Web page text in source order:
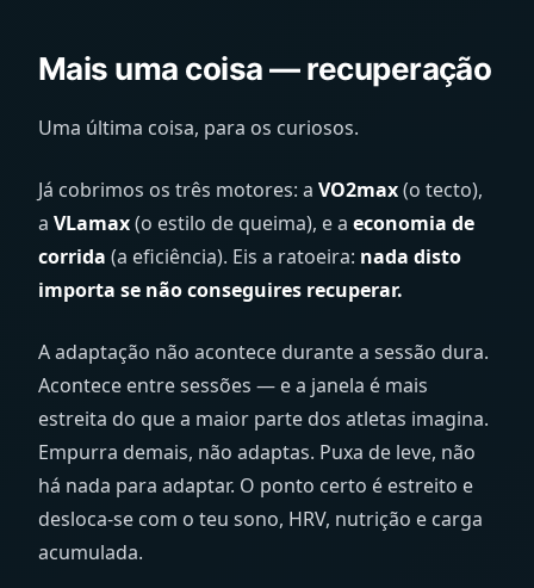
Mais uma coisa — recuperação
Uma última coisa, para os curiosos.
Já cobrimos os três motores: a VO2max(o tecto),
a VLamax(o estilo de queima), e a economia de
corrida (a eficiência). Eis a ratoeira: nada disto
importa se não conseguires recuperar.
A adaptação não acontece durante a sessão dura.
Acontece entre sessões — e a janela é mais
estreita do que a maior parte dos atletas imagina.
Empurra demais, não adaptas. Puxa de leve, não
há nada para adaptar. O ponto certo é estreito e
desloca-se com o teu sono, HRV, nutrição e carga
acumulada.